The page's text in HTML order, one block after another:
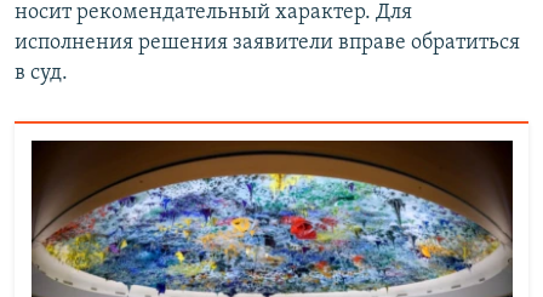
носит рекомендательный характер. Для
исполнения решения заявители вправе обратиться
в суд.